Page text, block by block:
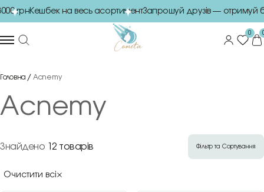
грнКешбек на весь асортиментЗапрошуй друзів — отримуй
0
Головна Acnemy
Acnemy
Знайдено 12 товарів Фільтр та Сортування
Очистити всі